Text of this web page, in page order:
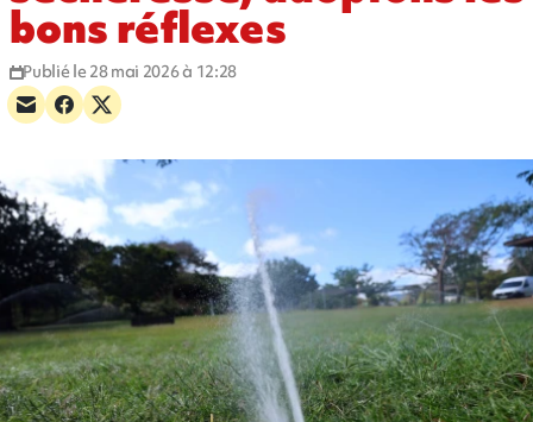
bons réflexes
Publié le 28 mai 2026 à 12:28